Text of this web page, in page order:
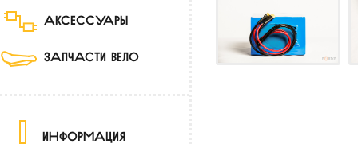
АКСЕССУАРЫ
ЗАПЧАСТИ ВЕЛО
ИНФОРМАЦИЯ